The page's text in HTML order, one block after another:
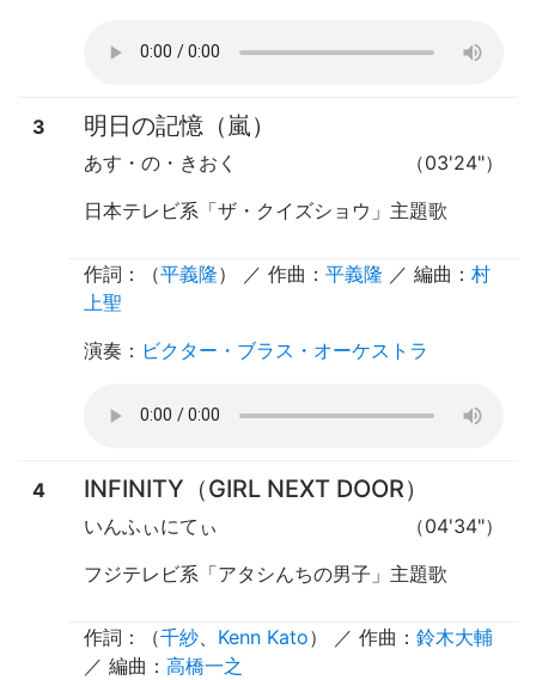
3 明日の記憶（嵐）
（03'24"）
あす・の・きおく
日本テレビ系「ザ・クイズショウ」主題歌
作詞：（平義隆） ／ 作曲： 平義隆 ／ 編曲： 村
上聖
演奏 ： ビクター・ブラス・オーケストラ
4 INFINITY（GIRL NEXT DOOR）
（04'34"）
いんふぃにてぃ
フジテレビ系「アタシんちの男子」主題歌
作詞：（千紗 Kenn Kato） ／ 作曲： 鈴木大輔
／ 編曲： 高橋一之